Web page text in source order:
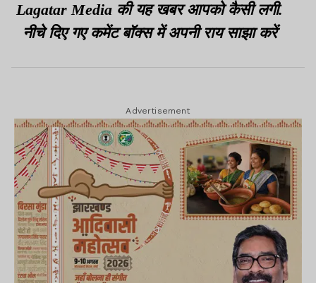
Lagatar Media की यह खबर आपको कैसी लगी.
नीचे दिए गए कमेंट बॉक्स में अपनी राय साझा करें
Advertisement